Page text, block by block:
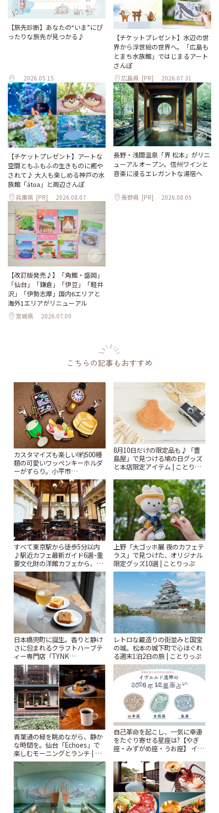
【旅先診断】あなたの“いま”にぴ
ったりな旅先が見つかる♪
2026.05.15
【チケットプレゼント】水辺の世
界から浮世絵の世界へ。「広島も
とまち水族館」ではじまるアート
さんぽ
広島県 [PR] 2026.07.31
【チケットプレゼント】アートな
空間ともふもふの生きものに癒や
されて♪ 大人も楽しめる神戸の水
族館「átoa」と周辺さんぽ
兵庫県 [PR] 2026.08.07
長野・浅間温泉「界 松本」がリニ
ューアルオープン。信州ワインと
音楽に浸るエレガントな湯宿へ
長野県 [PR] 2026.08.05
【改訂版発売♪】「角館・盛岡」
「仙台」「鎌倉」「伊豆」「軽井
沢」「伊勢志摩」国内6エリアと
海外1エリアがリニューアル
宮城県 2026.07.09
こちらの記事もおすすめ
カスタマイズも楽しい!約500種
類の可愛いワッペンキーホルダ
ーがずらり。小平市
「Kimamaya T&K」 | ことりっ
ぷ
8月10日だけの限定品も♪「豊
島屋」で見つける鳩の日グッズ
と本店限定アイテム | ことりっ
すべて東京駅から徒歩5分以内
♪駅近カフェ最新ガイド6選~重
要文化財の洋館カフェから、改
札すぐのレトロ喫茶まで~ | こと
りっぷ
上野「大ゴッホ展 夜のカフェテ
ラス」で見つけた、オリジナル
限定グッズ10選 | ことりっぷ
日本橋兜町に誕生。香りと静け
さに包まれるクラフトハーブテ
ィー専門店「TYNK
Kabutocho」 | ことりっぷ
レトロな蔵造りの街並みと国宝
の城。松本の城下町で心ほぐれ
る週末1泊2日の旅 | ことりっぷ
青葉通の緑を眺めながら、静か
な時間を。仙台「Echoes」で
楽しむモーニングとランチ | こ
とりっぷ
自己革命を起こし、一気に幸運
をたぐり寄せる星座は?【やぎ
座・みずがめ座・うお座】 イヴ
~Summer~ | ことりっぷ